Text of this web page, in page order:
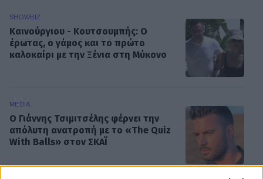
SHOWBIZ
Καινούργιου - Κουτσουμπής: Ο
έρωτας, ο γάμος και το πρώτο
καλοκαίρι με την Ξένια στη Μύκονο
MEDIA
Ο Γιάννης Τσιμιτσέλης φέρνει την
απόλυτη ανατροπή με το «The Quiz
With Balls» στον ΣΚΑΪ